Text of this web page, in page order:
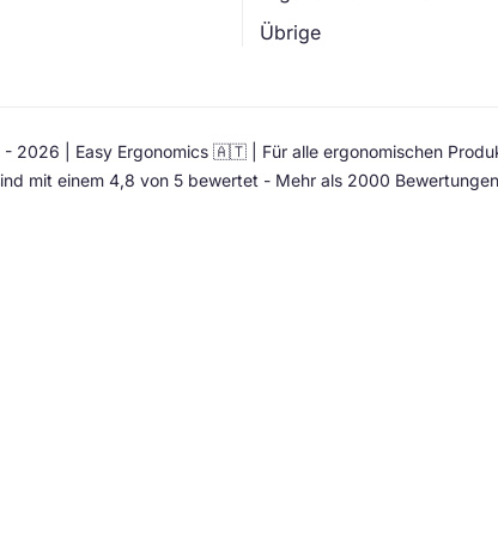
Übrige
2026 | Easy Ergonomics 🇦🇹 | Für alle ergonomischen
mit einem 4,8 von 5 bewertet - Mehr als 2000 Bewertungen